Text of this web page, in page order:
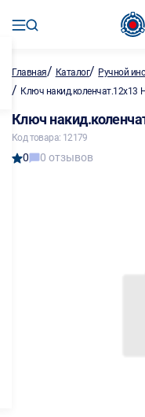
Главная/ Каталог/ Ручной
/ Ключ накид.коленчат.12х13
Ключ
Код товара: 12179
0 0 отзывов